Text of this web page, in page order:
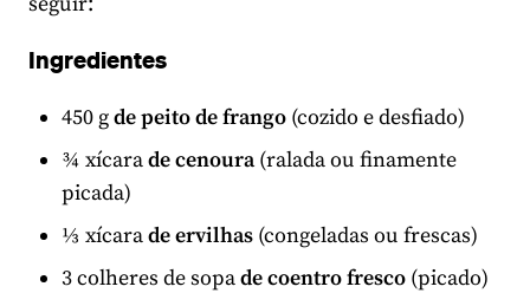
Ingredientes
450 gde peito de frango (cozido e desfiado)
¾ xícarade cenoura(ralada ou finamente
picada)
⅓ xícarade ervilhas (congeladas ou frescas)
3 colheres de sopade coentro fresco (picado)